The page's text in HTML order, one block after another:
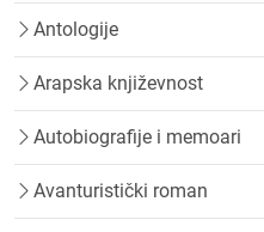
Antologije
Arapska književnost
Autobiografije i memoari
Avanturistički roman